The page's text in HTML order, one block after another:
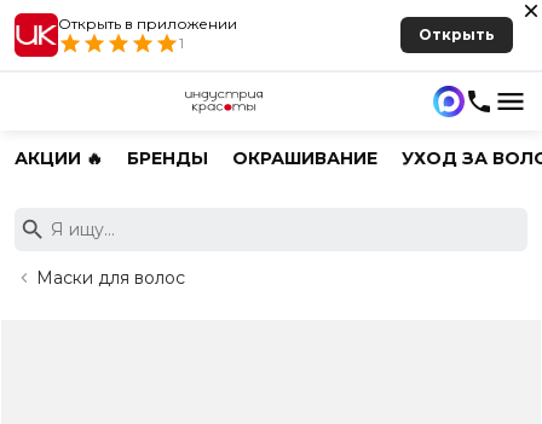
Открыть в приложении
1
Открыть
АКЦИИ 🔥 БРЕНДЫ ОКРАШИВАНИЕ УХОД ЗА
Маски для волос